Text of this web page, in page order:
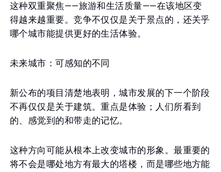
这种双重聚焦——旅游和生活质量——在该地区变
得越来越重要。竞争不仅仅是关于景点的，还关乎
哪个城市能提供更好的生活体验。
未来城市：可感知的不同
新公布的项目清楚地表明，城市发展的下一个阶段
不再仅仅是关于建筑。重点是体验；人们所看到
的、感觉到的和带走的记忆。
这种方向可能从根本上改变城市的形象。最重要的
将不会是哪处地方有最大的塔楼，而是哪些地方能